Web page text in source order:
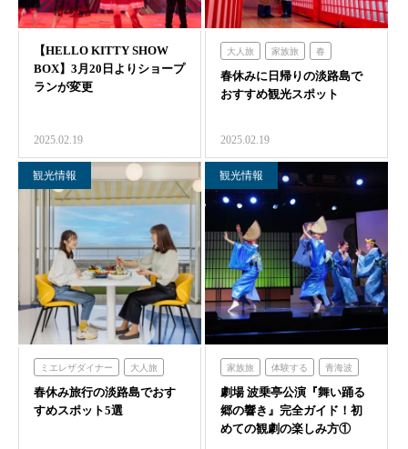
【HELLO KITTY SHOW
BOX】3月20日よりショープ
ランが変更
2025.02.19
大人旅 家族旅 春
食べる 体験する
のじまスコーラ
クラフトサーカス
春休みに日帰りの淡路島で
おすすめ観光スポット
2025.02.19
観光情報
ミエレザダイナー 大人旅
春 食べる 体験する
禅坊靖寧
春休み旅行の淡路島でおす
すめスポット5選
観光情報
家族旅 体験する 青海波
劇場 波乗亭公演『舞い踊る
郷の響き』完全ガイド！初
めての観劇の楽しみ方①